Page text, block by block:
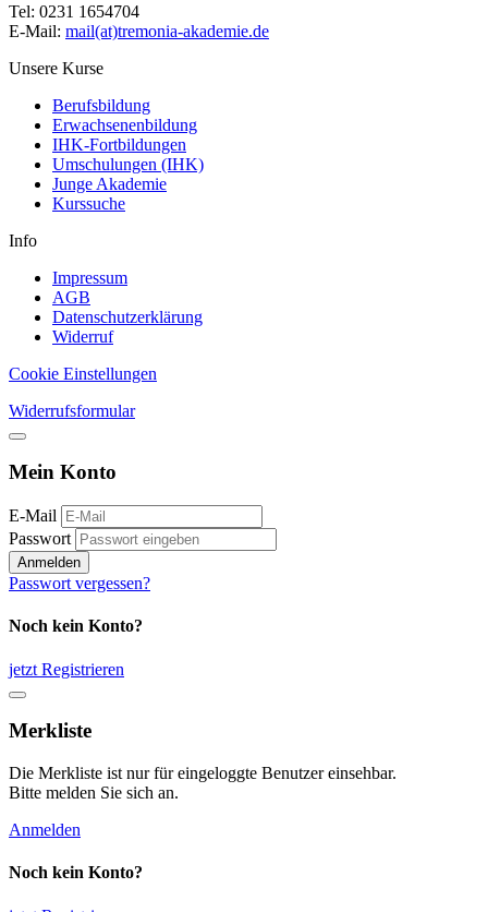
Tel: 0231 1654704
E-Mail: mail(at)tremonia-akademie.de
Unsere Kurse
Berufsbildung
Erwachsenenbildung
IHK-Fortbildungen
Umschulungen (IHK)
Junge Akademie
Kurssuche
Info
Impressum
AGB
Datenschutzerklärung
Widerruf
Cookie Einstellungen
Widerrufsformular
Mein Konto
E-Mail
Passwort
Anmelden
Passwort vergessen?
Noch kein Konto?
jetzt Registrieren
Merkliste
Die Merkliste ist nur für eingeloggte Benutzer einsehbar.
Bitte melden Sie sich an.
Anmelden
Noch kein Konto?